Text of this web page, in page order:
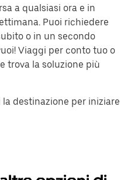
a qualsiasi ora e in
Puoi richiedere
o in un secondo
Viaggi per conto tuo o
trova la soluzione più
destinazione per iniziare